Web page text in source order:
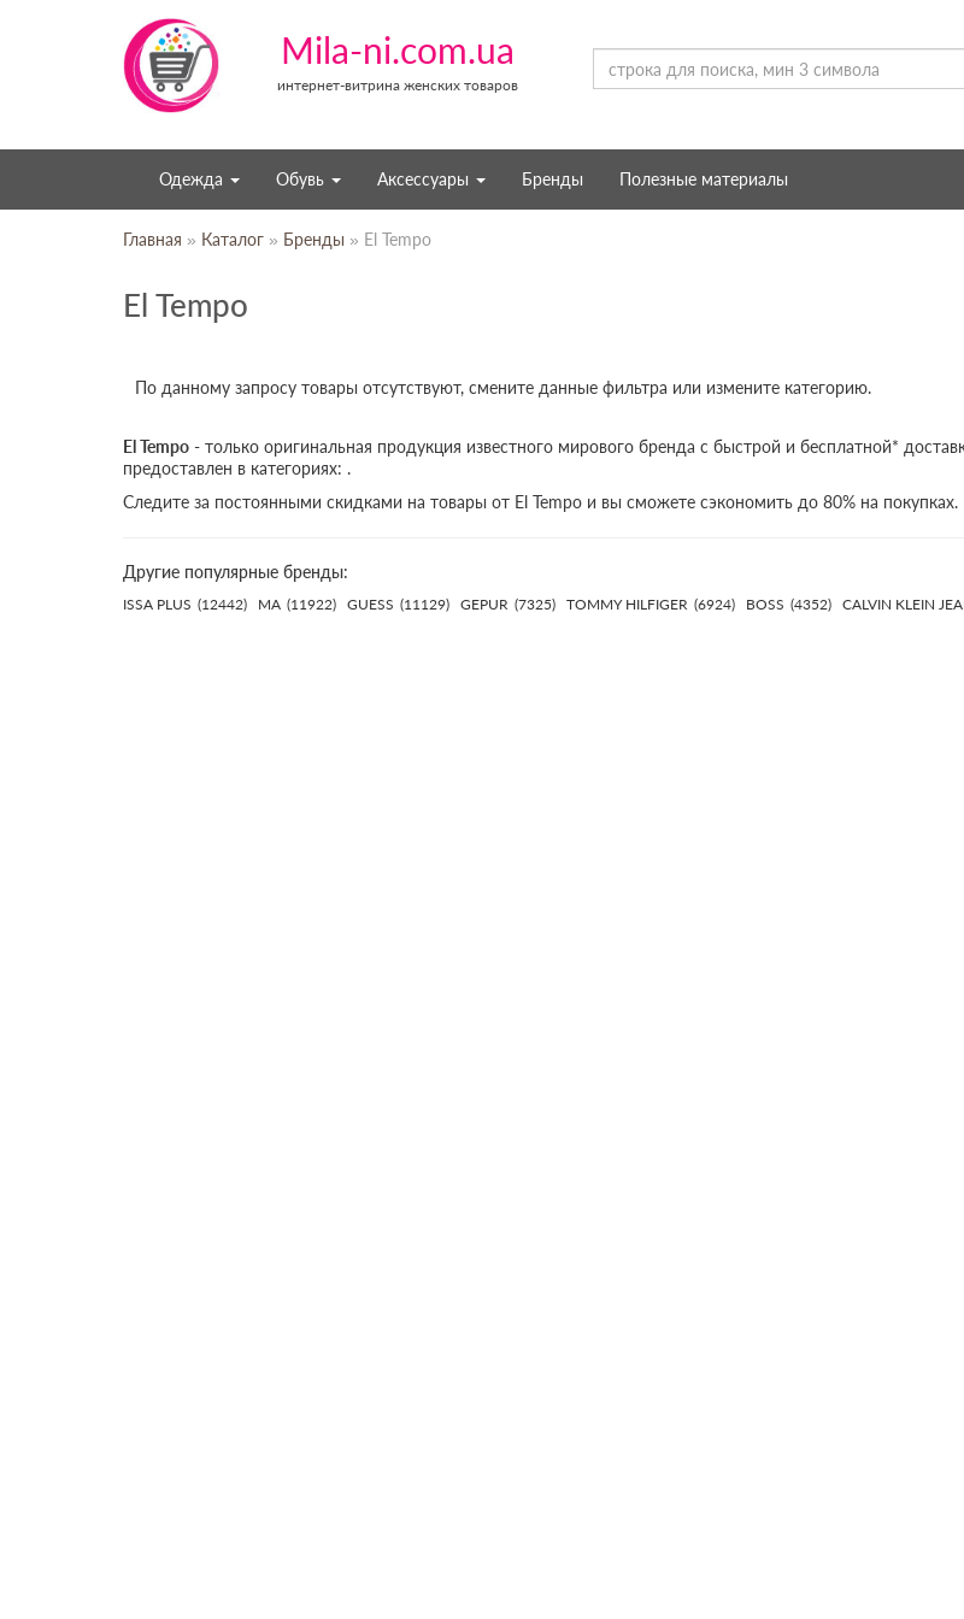
Mila-ni.com.ua
интернет-витрина женских товаров
Одежда Обувь Аксессуары Бренды Полезные материалы
Главная » Каталог » Бренды » El Tempo
El Tempo
По данному запросу товары отсутствуют, смените данные фильтра или измените категорию.
El Tempo - только оригинальная продукция известного мирового бренда с быстрой и бесплатной*
предоставлен в категориях: .
Следите за постоянными скидками на товары от El Tempo и вы сможете сэкономить до 80% на покупках.
Другие популярные бренды:
ISSA PLUS (12442) MA (11922) GUESS (11129) GEPUR (7325) TOMMY HILFIGER (6924) BOSS (4352) CALVIN KLEIN